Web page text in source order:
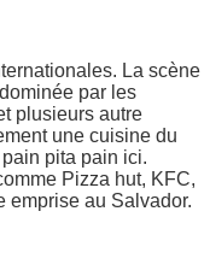
La scène
par les
plusieurs autre
une cuisine du
pita pain ici.
Pizza hut, KFC,
emprise au Salvador.